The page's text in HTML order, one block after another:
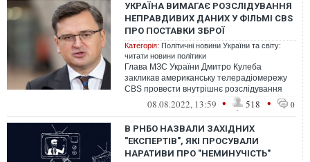
УКРАЇНА ВИМАГАЄ РОЗСЛІДУВАННЯ
НЕПРАВДИВИХ ДАНИХ У ФІЛЬМІ CBS
ПРО ПОСТАВКИ ЗБРОЇ
Категорія: Політичні новини України та світу:
читати новини політики
Глава МЗС України Дмитро Кулеба
закликав американську телерадіомережу
CBS провести внутрішнє розслідування
появи у журналістському матеріалі
08.08.2022, 13:59 • 518 • 0
В РНБО НАЗВАЛИ ЗАХІДНИХ
"ЕКСПЕРТІВ", ЯКІ ПРОСУВАЛИ
НАРАТИВИ ПРО "НЕМИНУЧІСТЬ"